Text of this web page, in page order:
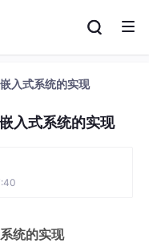
入式系统的实现
入式系统的实现
统的实现